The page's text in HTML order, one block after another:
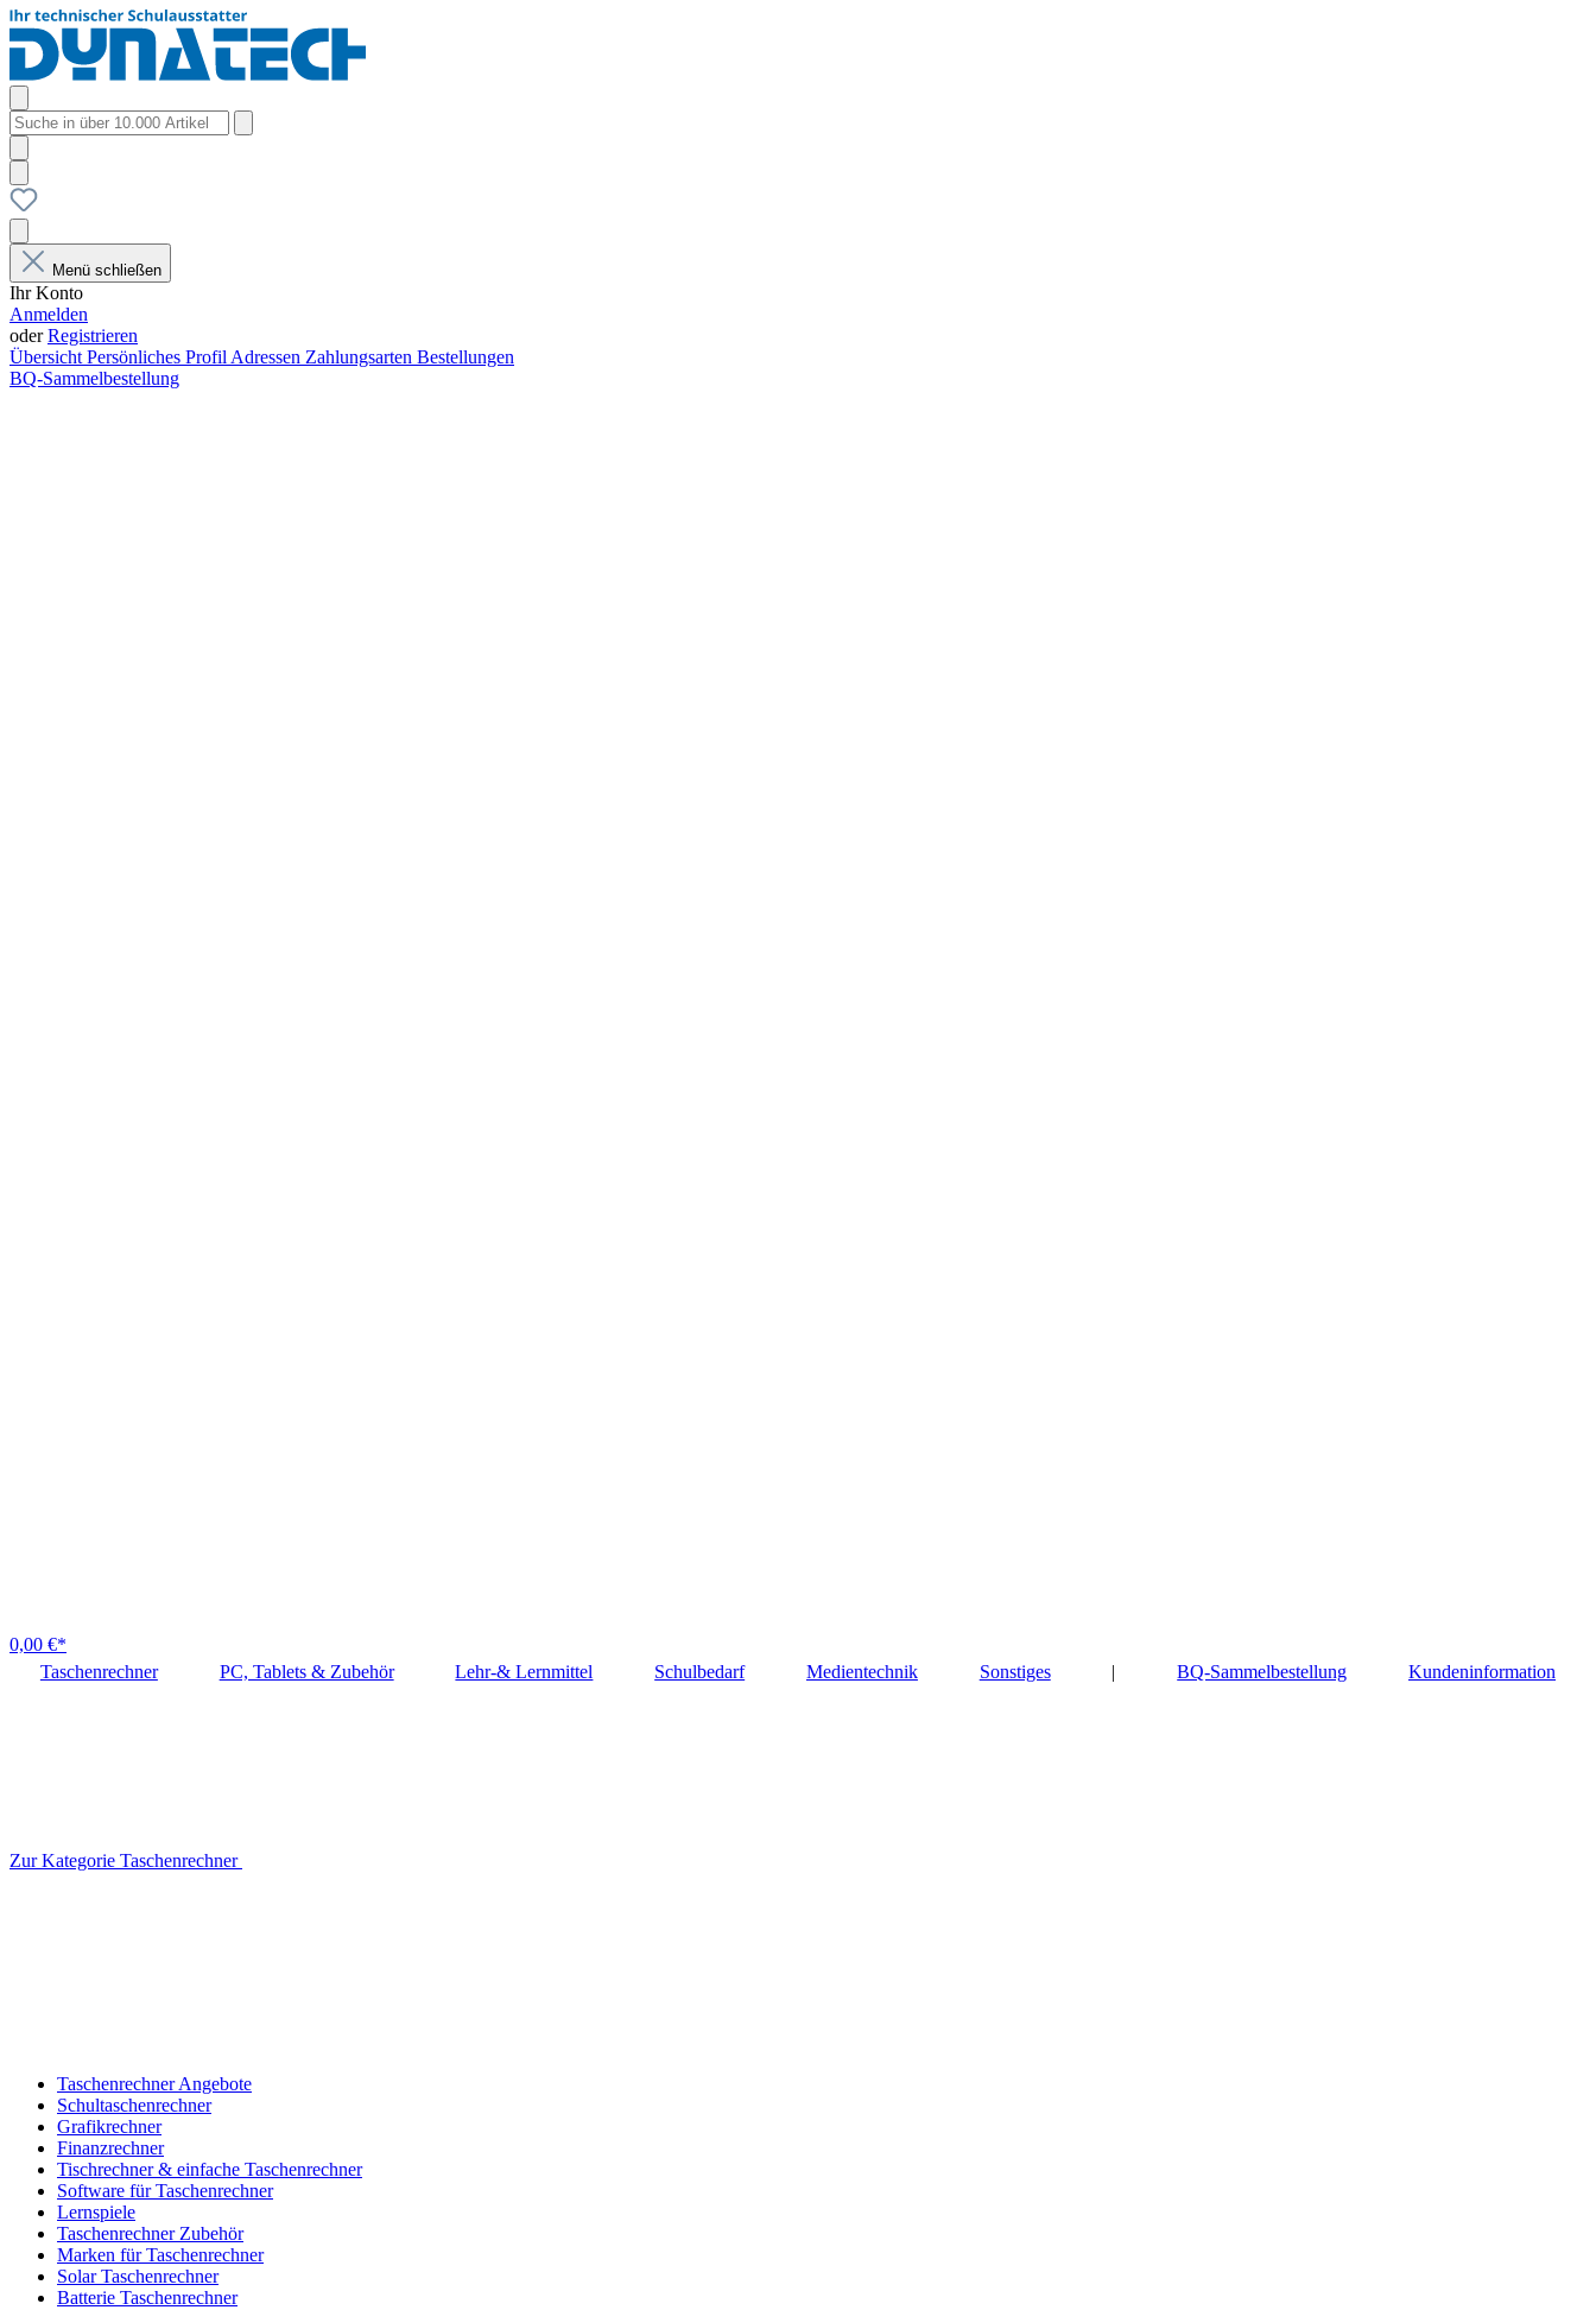
Menü schließen
Ihr Konto
Anmelden
oderRegistrieren
Übersicht Persönliches Profil Adressen Zahlungsarten Bestellungen
BQ-Sammelbestellung
0,00 €*
Taschenrechner
PC, Tablets & Zubehör Lehr-& Lernmittel Schulbedarf Medientechnik Sonstiges | BQ-Sammelbestellung Kundeninformation
Zur Kategorie Taschenrechner
Taschenrechner Angebote
Schultaschenrechner
Grafikrechner
Finanzrechner
Tischrechner & einfache Taschenrechner
Software für Taschenrechner
Lernspiele
Taschenrechner Zubehör
Marken für Taschenrechner
Solar Taschenrechner
Batterie Taschenrechner